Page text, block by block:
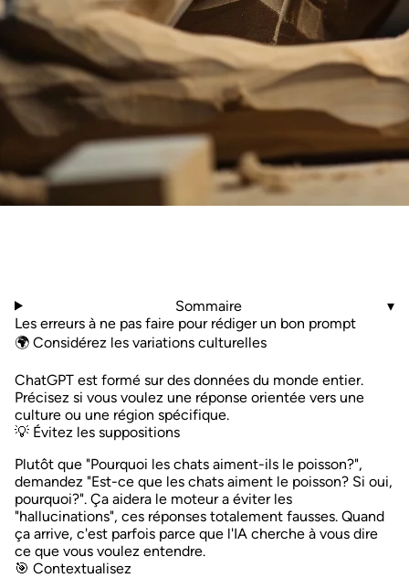
Sommaire
▾
Les erreurs à ne pas faire pour rédiger un bon prompt
🌍 Considérez les variations culturelles
ChatGPT est formé sur des données du monde entier.
Précisez si vous voulez une réponse orientée vers une
culture ou une région spécifique.
💡 Évitez les suppositions
Plutôt que "Pourquoi les chats aiment-ils le poisson?",
demandez "Est-ce que les chats aiment le poisson? Si oui,
pourquoi?". Ça aidera le moteur a éviter les
"hallucinations", ces réponses totalement fausses. Quand
ça arrive, c'est parfois parce que l'IA cherche à vous dire
ce que vous voulez entendre.
🎯 Contextualisez